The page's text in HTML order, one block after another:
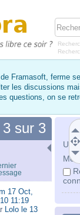
Framasoft, ferme
les discussions
questions, on se
Mot
3 sur 3
17 Oct,
11:19
Lolo le 13